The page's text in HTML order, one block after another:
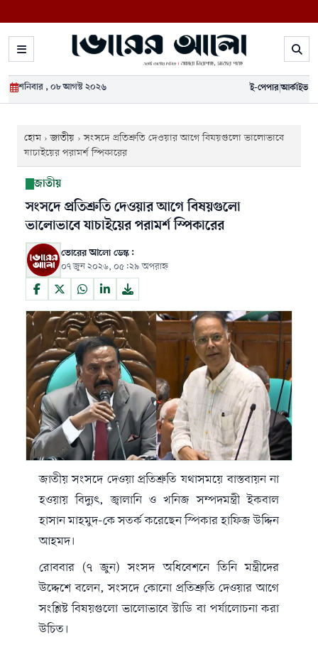
শনিবার , ০৮ আগস্ট ২০২৬ ই-পেপার|আর্কাইভ
হোম ›জাতীয় ›সংসদে প্রতিশ্রুতি দেওয়ার আগে বিষয়গুলো ভালোভাবে
যাচাইয়ের পরামর্শ স্পিকারের
জাতীয়
সংসদে প্রতিশ্রুতি দেওয়ার আগে বিষয়গুলো
ভালোভাবে যাচাইয়ের পরামর্শ স্পিকারের
ভোরের আলো ডেস্ক:
০৭ জুন ২০২৬, ০৫:২৯ অপরাহ্ন
জাতীয় সংসদে দেওয়া প্রতিশ্রুতি যথাসময়ে বাস্তবায়ন না
হওয়ায় বিদ্যুৎ, জ্বালানি ও খনিজ সম্পদমন্ত্রীইকবাল
হাসান মাহমুদ-কে সতর্ক করেছেন স্পিকারহাফিজ উদ্দিন
আহমদ।
রোববার (৭ জুন) সংসদ অধিবেশনে তিনি মন্ত্রীদের
উদ্দেশে বলেন, সংসদে কোনো প্রতিশ্রুতি দেওয়ার আগে
সংশ্লিষ্ট বিষয়গুলো ভালোভাবে স্টাডি বা পর্যালোচনা করা
উচিত।